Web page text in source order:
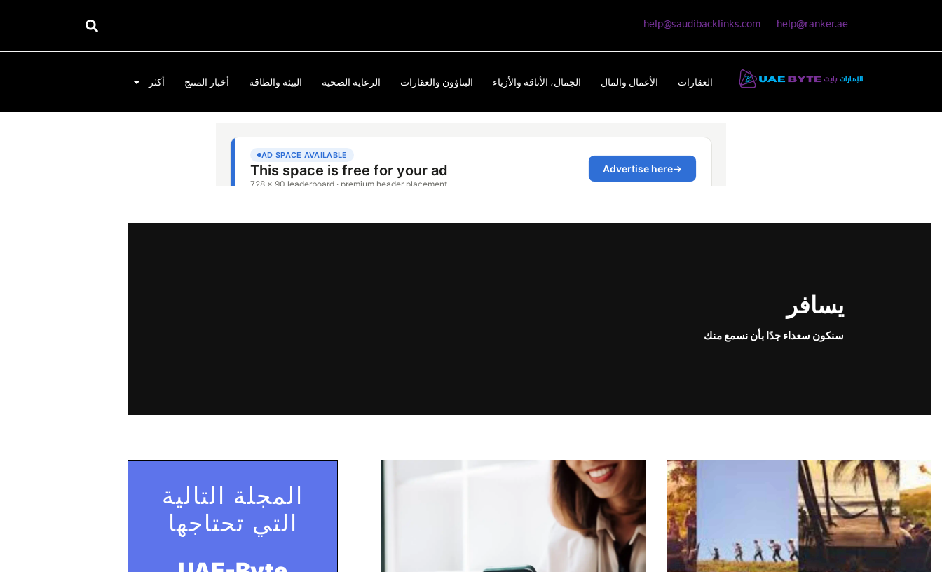
help@ranker.ae
help@saudibacklinks.com
العقارات الأعمال والمال الجمال، الأناقة والأزياء البناؤون والعقارات الرعاية الصحية البيئة والطاقة أخبار المنتج أكثر
يسافر
سنكون سعداء جدًا بأن نسمع منك
المجلة التالية
التي تحتاجها